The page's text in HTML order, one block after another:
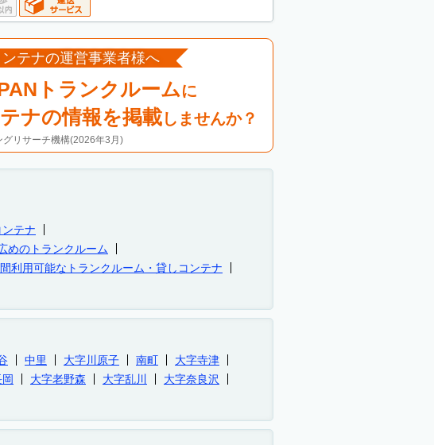
テナの運営事業者様へ
トランクルームに
ナの情報を掲載しませんか？
リサーチ機構(2026年3月)
テナ
めのトランクルーム
利用可能なトランクルーム・貸しコンテナ
中里 大字川原子 南町
大字寺津
大字老野森 大字乱川
大字奈良沢